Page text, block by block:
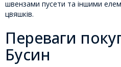
швензами пусети та іншими
цвяшків.
Переваги
Бусин